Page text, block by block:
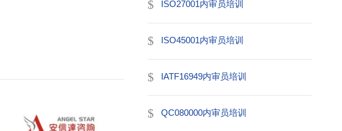
ISO27001内审员培训
ISO45001内审员培训
IATF16949内审员培训
QC080000内审员培训